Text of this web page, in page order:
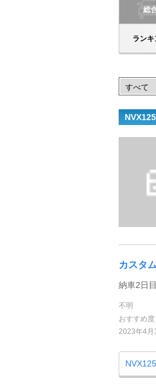
総
ランキ
カスタ
納車2日
不明
おすすめ度
2023年4月